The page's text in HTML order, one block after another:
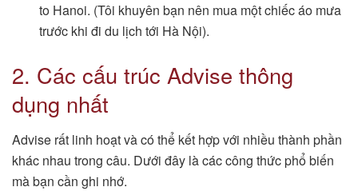
to Hanoi. (Tôi khuyên bạn nên mua một chiếc áo mưa
trước khi đi du lịch tới Hà Nội).
2. Các cấu trúc Advise thông
dụng nhất
Advise rất linh hoạt và có thể kết hợp với nhiều thành phần
khác nhau trong câu. Dưới đây là các công thức phổ biến
mà bạn cần ghi nhớ.